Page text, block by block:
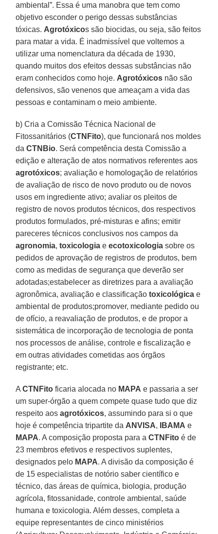
ambiental”. Essa é uma manobra que tem como
objetivo esconder o perigo dessas substâncias
tóxicas. Agrotóxicos são biocidas, ou seja, são feitos
para matar a vida. É inadmissível que voltemos a
utilizar uma nomenclatura da década de 1930,
quando muitos dos efeitos dessas substâncias não
eram conhecidos como hoje. Agrotóxicos não são
defensivos, são venenos que ameaçam a vida das
pessoas e contaminam o meio ambiente.
b) Cria a Comissão Técnica Nacional de
Fitossanitários (CTNFito), que funcionará nos moldes
daCTNBio. Será competência desta Comissão a
edição e alteração de atos normativos referentes aos
agrotóxicos; avaliação e homologação de relatórios
de avaliação de risco de novo produto ou de novos
usos em ingrediente ativo; avaliar os pleitos de
registro de novos produtos técnicos, dos respectivos
produtos formulados, pré-misturas e afins; emitir
pareceres técnicos conclusivos nos campos da
agronomia,toxicologia eecotoxicologia sobre os
pedidos de aprovação de registros de produtos, bem
como as medidas de segurança que deverão ser
adotadas;estabelecer as diretrizes para a avaliação
agronômica, avaliação e classificaçãotoxicológica e
ambiental de produtos;promover, mediante pedido ou
de ofício, a reavaliação de produtos, e de propor a
sistemática de incorporação de tecnologia de ponta
nos processos de análise, controle e fiscalização e
em outras atividades cometidas aos órgãos
registrante; etc.
ACTNFito ficaria alocada no MAPA e passaria a ser
um super-órgão a quem compete quase tudo que diz
respeito aosagrotóxicos, assumindo para si o que
hoje é competência tripartite da ANVISA, IBAMA e
MAPA. A composição proposta para aCTNFito é de
23 membros efetivos e respectivos suplentes,
designados pelo MAPA. A divisão da composição é
de 15 especialistas de notório saber científico e
técnico, das áreas de química, biologia, produção
agrícola, fitossanidade, controle ambiental, saúde
humana e toxicologia. Além desses, completa a
equipe representantes de cinco ministérios